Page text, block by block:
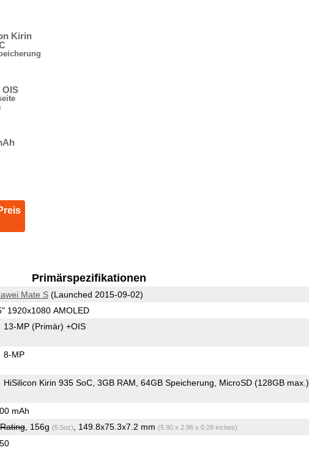
Kirin
OIS
Primärspezifikationen
Mate S(Launched 2015-09-02)
1920x1080 AMOLED
13-MP (Primär) +OIS
8-MP
HiSilicon Kirin 935 SoC 3GB RAM 64GB Speicherung MicroSD (128GB max.)
mAh
, 156g (5.5oz) , 149.8x75.3x7.2 mm (5.90 x 2.96 x 0.28 inches)